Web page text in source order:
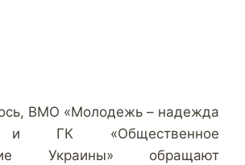
ВМО «Молодежь – надежда
и ГК «Общественное
Украины» обращают